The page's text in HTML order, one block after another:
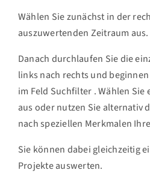
Wählen Sie zunächst in der
auszuwertenden Zeitraum aus.
Danach durchlaufen Sie die
links nach rechts und
im Feld Suchfilter . Wählen
aus oder nutzen Sie alternativ
nach speziellen Merkmalen
Sie können dabei gleichzeitig
Projekte auswerten.